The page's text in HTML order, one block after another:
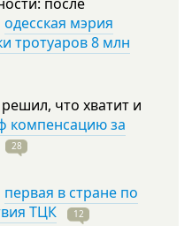
одесская мэрия
тротуаров 8 млн
что хватит и
компенсацию за
28
первая в стране по
ТЦК
12